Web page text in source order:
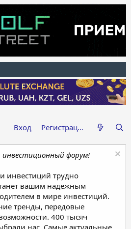
Вход Регистрация
форум!
инвестиций трудно
вашим надежным
в мире инвестиций.
тренды, передовые
400 тысяч
нас. Самые актуальные